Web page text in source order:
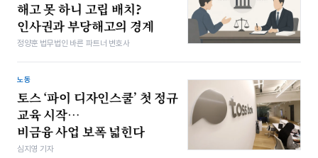
해고 못 하니 고립 배치?
인사권과 부당해고의 경계
정양훈 법무법인 바른 파트너 변호사
노동
토스 ‘파이 디자인스쿨’ 첫 정규
교육 시작…
비금융 사업 보폭 넓힌다
심지영 기자